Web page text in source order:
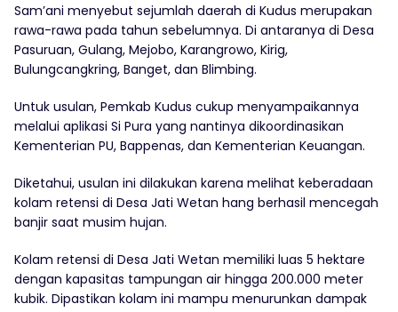
Sam’ani menyebut sejumlah daerah di Kudus merupakan
rawa-rawa pada tahun sebelumnya. Di antaranya di Desa
Pasuruan, Gulang, Mejobo, Karangrowo, Kirig,
Bulungcangkring, Banget, dan Blimbing.
Untuk usulan, Pemkab Kudus cukup menyampaikannya
melalui aplikasi Si Pura yang nantinya dikoordinasikan
Kementerian PU, Bappenas, dan Kementerian Keuangan.
Diketahui, usulan ini dilakukan karena melihat keberadaan
kolam retensi di Desa Jati Wetan hang berhasil mencegah
banjir saat musim hujan.
Kolam retensi di Desa Jati Wetan memiliki luas 5 hektare
dengan kapasitas tampungan air hingga 200.000 meter
kubik. Dipastikan kolam ini mampu menurunkan dampak